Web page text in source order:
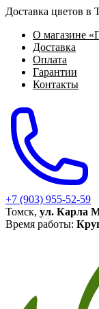
Доставка цветов в
О магазине
Доставка
Оплата
Гарантии
Контакты
+7 (903) 955-52-59
Томск, ул. Карла
Время работы: